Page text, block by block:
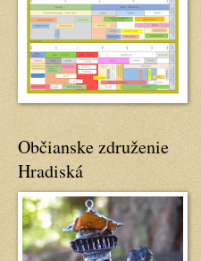
Občianske združenie
Hradiská